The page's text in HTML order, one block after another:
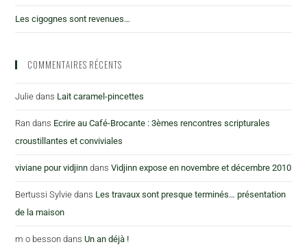
Les cigognes sont revenues…
COMMENTAIRES RÉCENTS
Julie dans Lait caramel-pincettes
Ran dans Ecrire au Café-Brocante : 3èmes rencontres scripturales
croustillantes et conviviales
viviane pour vidjinn dansVidjinn expose en novembre et décembre 2010
Bertussi Sylvie dans Les travaux sont presque terminés… présentation
de la maison
m o besson dansUn an déjà !